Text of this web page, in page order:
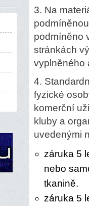
3. Na
podmíněno
stránkách
vyplněného
4.
fyzické
komerční
kluby a
uvedenými
záruka 5
nebo
tkanině.
záruka 5